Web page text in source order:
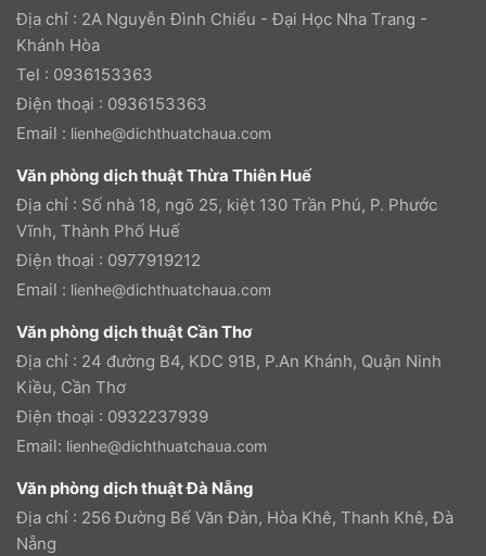
Địa chỉ : 2A Nguyễn Đình Chiểu - Đại Học Nha Trang -
Khánh Hòa
Tel : 0936153363
Điện thoại : 0936153363
Email : lienhe@dichthuatchaua.com
Văn phòng dịch thuật Thừa Thiên Huế
Địa chỉ : Số nhà 18, ngõ 25, kiệt 130 Trần Phú, P. Phước
Vĩnh, Thành Phố Huế
Điện thoại : 0977919212
Email : lienhe@dichthuatchaua.com
Văn phòng dịch thuật Cần Thơ
Địa chỉ : 24 đường B4, KDC 91B, P.An Khánh, Quận Ninh
Kiều, Cần Thơ
Điện thoại : 0932237939
Email: lienhe@dichthuatchaua.com
Văn phòng dịch thuật Đà Nẵng
Địa chỉ : 256 Đường Bế Văn Đàn, Hòa Khê, Thanh Khê, Đà
Nẵng